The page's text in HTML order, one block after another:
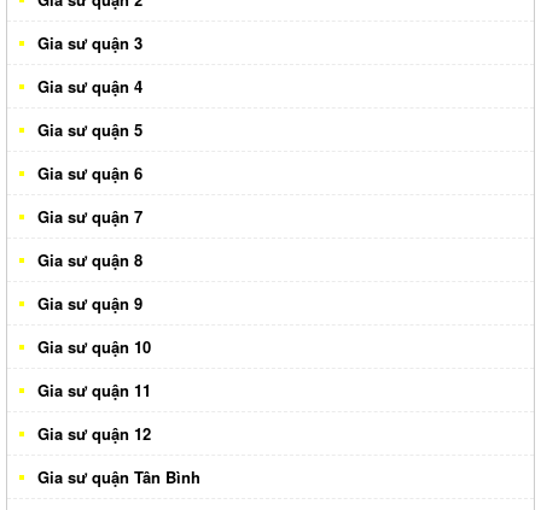
Gia sư quận 3
Gia sư quận 4
Gia sư quận 5
Gia sư quận 6
Gia sư quận 7
Gia sư quận 8
Gia sư quận 9
Gia sư quận 10
Gia sư quận 11
Gia sư quận 12
Gia sư quận Tân Bình